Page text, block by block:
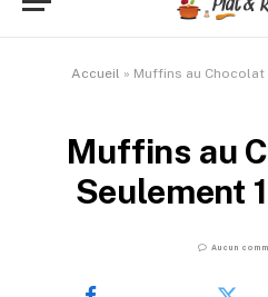
Accueil » Muffins au Chocolat
Muffins au
Seulement
Aucun